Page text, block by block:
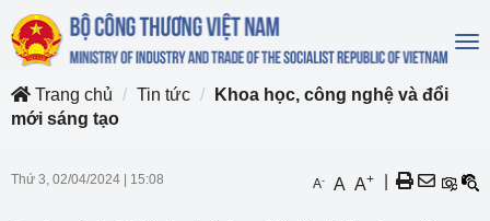
Trang chủ
Tin tức
Khoa học, công nghệ và đổi
mới sáng tạo
Thứ 3, 02/04/2024 15:08 A- A A+